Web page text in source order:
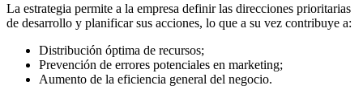
La estrategia permite a la empresa definir las direcciones prioritarias
de desarrollo y planificar sus acciones, lo que a su vez contribuye a:
Distribución óptima de recursos;
Prevención de errores potenciales en marketing;
Aumento de la eficiencia general del negocio.